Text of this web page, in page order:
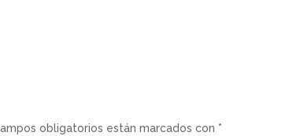
obligatorios están marcados con *